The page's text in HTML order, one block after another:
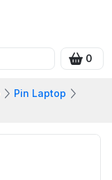
0
Pin Laptop